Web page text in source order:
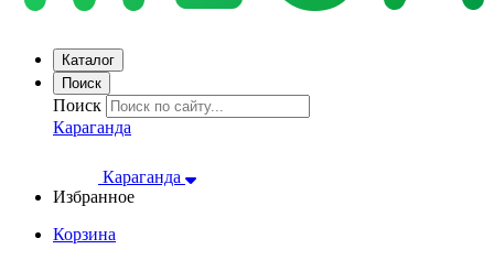
Каталог
Поиск
Поиск
Караганда
Караганда
Избранное
Корзина